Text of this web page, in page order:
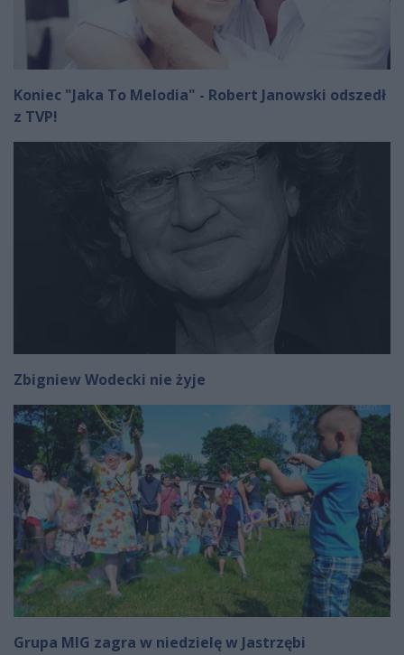
Koniec "Jaka To Melodia" - Robert Janowski odszedł
z TVP!
Zbigniew Wodecki nie żyje
Grupa MIG zagra w niedzielę w Jastrzębi